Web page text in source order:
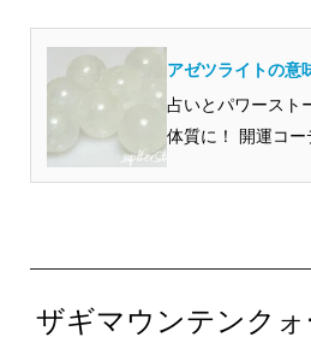
アゼツライトの意
いと言われる理由
占いとパワースト
体質に！ 開運コー
ザギマウンテンク